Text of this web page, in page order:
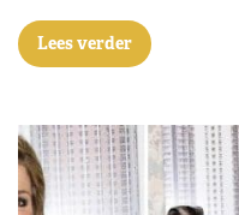
Lees verder